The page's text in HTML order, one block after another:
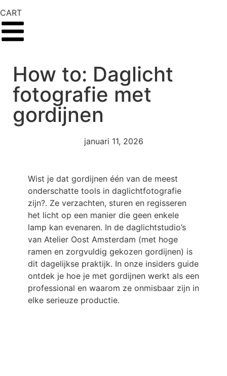
CART
How to: Daglicht
fotografie met
gordijnen
januari 11, 2026
Wist je dat gordijnen één van de meest
onderschatte tools in daglichtfotografie
zijn?. Ze verzachten, sturen en regisseren
het licht op een manier die geen enkele
lamp kan evenaren. In de daglichtstudio’s
van Atelier Oost Amsterdam (met hoge
ramen en zorgvuldig gekozen gordijnen) is
dit dagelijkse praktijk. In onze insiders guide
ontdek je hoe je met gordijnen werkt als een
professional en waarom ze onmisbaar zijn in
elke serieuze productie.